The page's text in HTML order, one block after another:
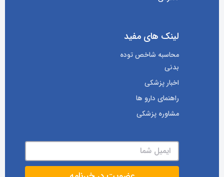
لینک های مفید
محاسبه شاخص توده
بدنی
اخبار پزشکی
راهنمای دارو ها
مشاوره پزشکی